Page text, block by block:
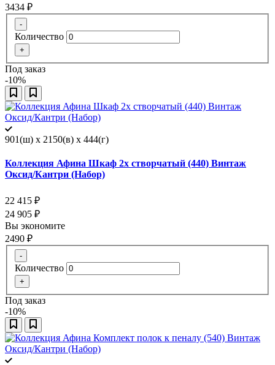
3434 ₽
-
Количество
+
Под заказ
-10%
901(ш) x 2150(в) x 444(г)
Коллекция Афина Шкаф 2х створчатый (440) Винтаж
Оксид/Кантри (Набор)
22 415 ₽
24 905 ₽
Вы экономите
2490 ₽
-
Количество
+
Под заказ
-10%